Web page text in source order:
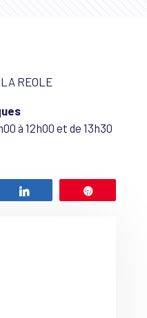
REOLE
à 12h00 et de 13h30